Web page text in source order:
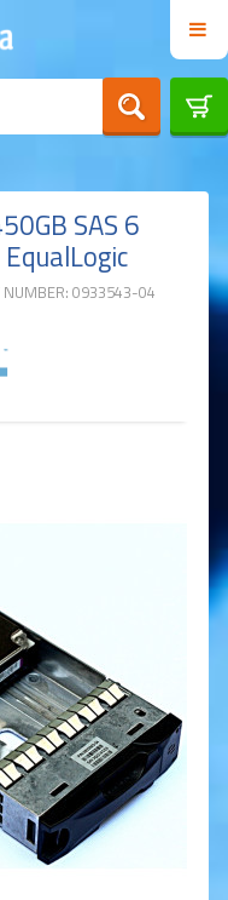
SAS 6
NUMBER: 0933543-04